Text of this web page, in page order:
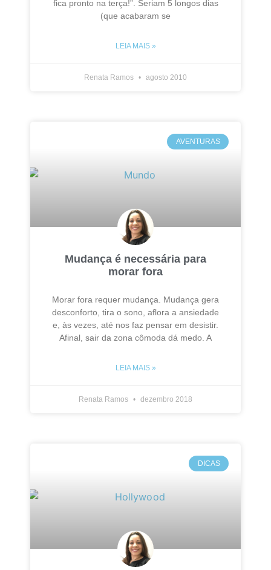
fica pronto na terça!”. Seriam 5 longos dias
(que acabaram se
LEIA MAIS »
Renata Ramos agosto 2010
AVENTURAS
Mudança é necessária para
morar fora
Morar fora requer mudança. Mudança gera
desconforto, tira o sono, aflora a ansiedade
e, às vezes, até nos faz pensar em desistir.
Afinal, sair da zona cômoda dá medo. A
LEIA MAIS »
Renata Ramos dezembro 2018
DICAS